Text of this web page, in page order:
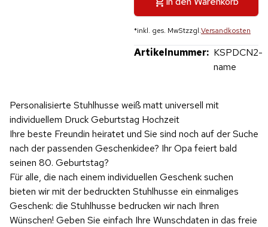
*inkl. ges. MwStzzgl.Versandkosten
Artikelnummer: KSPDCN2-
name
Personalisierte Stuhlhusse weiß matt universell mit
individuellem Druck Geburtstag Hochzeit
Ihre beste Freundin heiratet und Sie sind noch auf der Suche
nach der passenden Geschenkidee? Ihr Opa feiert bald
seinen 80. Geburtstag?
Für alle, die nach einem individuellen Geschenk suchen
bieten wir mit der bedruckten Stuhlhusse ein einmaliges
Geschenk: die Stuhlhusse bedrucken wir nach Ihren
Wünschen! Geben Sie einfach Ihre Wunschdaten in das freie